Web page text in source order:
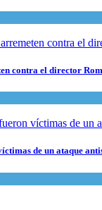
contra el director
de un ataque